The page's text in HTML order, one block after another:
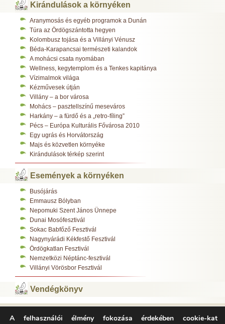
Kirándulások a környéken
Aranymosás és egyéb programok a Dunán
Túra az Ördögszántotta hegyen
Kolombusz tojása és a Villányi Vénusz
Béda-Karapancsai természeti kalandok
A mohácsi csata nyomában
Wellness, kegytemplom és a Tenkes kapitánya
Vízimalmok világa
Kézművesek útján
Villány – a bor városa
Mohács – pasztellszínű meseváros
Harkány – a fürdő és a „retro-fíling”
Pécs – Európa Kulturális Fővárosa 2010
Egy ugrás és Horvátország
Majs és közvetlen környéke
Kirándulások térkép szerint
Események a környéken
Busójárás
Emmausz Bólyban
Nepomuki Szent János Ünnepe
Dunai Mosófesztivál
Sokac Babfőző Fesztivál
Nagynyárádi Kékfestő Fesztivál
Ördögkatlan Fesztivál
Nemzetközi Néptánc-fesztivál
Villányi Vörösbor Fesztivál
Vendégkönyv
Varázsfészek Vendégház 7783 Majs, Kossuth L. u. 308.
A felhasználói élmény fokozása érdekében cookie-kat